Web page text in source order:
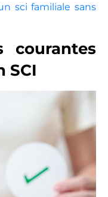
sci familiale sans
courantes
SCI